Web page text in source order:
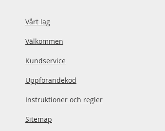
Vårt lag
Välkommen
Kundservice
Uppförandekod
Instruktioner och regler
Sitemap